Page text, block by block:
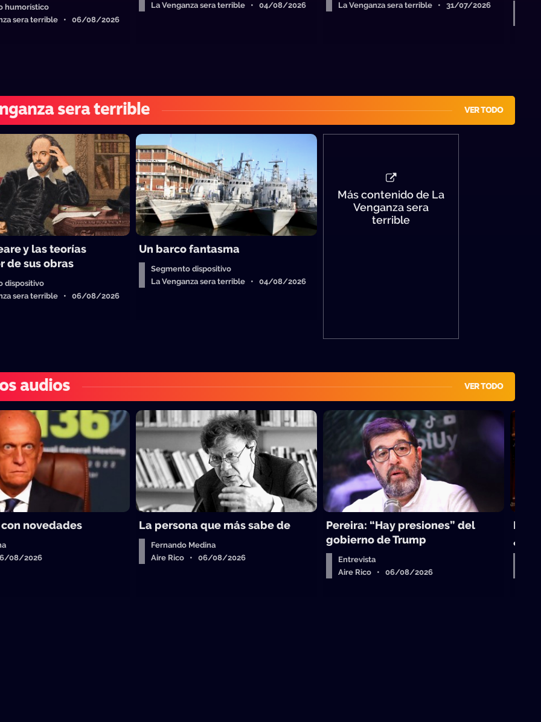
humorístico
sera terrible • 06/08/2026
La Venganza sera terrible • 04/08/2026
La Venganza sera terrible • 31/07/2026
sera terrible VER TODO
y las teorías
de sus obras
dispositivo
sera terrible • 06/08/2026
Un barco fantasma
Segmento dispositivo
La Venganza sera terrible • 04/08/2026
Más contenido de La
Venganza sera
terrible
audios VER TODO
novedades
08/2026
La persona que más sabe de
Fernando Medina
Aire Rico • 06/08/2026
Pereira: “Hay presiones” del
gobierno de Trump
Entrevista
Aire Rico • 06/08/2026
La